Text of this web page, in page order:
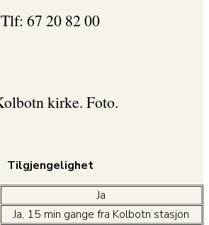
Tlf: 67 20 82 00
Tilgjengelighet
Ja
Ja, 15 min gange fra Kolbotn stasjon